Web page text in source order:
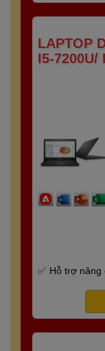
LAPTOP
I5-7200U/
Hỗ trợ nâng